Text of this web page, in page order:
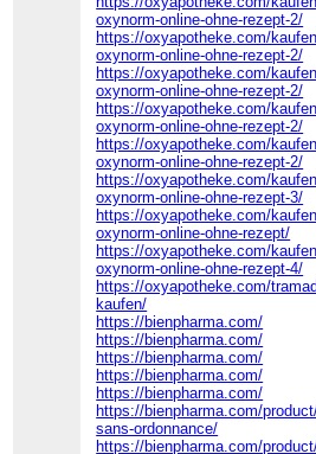
oxynorm-online-ohne-rezept-2/
https://oxyapotheke.com/
oxynorm-online-ohne-rezept-2/
https://oxyapotheke.com/
oxynorm-online-ohne-rezept-2/
https://oxyapotheke.com/
oxynorm-online-ohne-rezept-2/
https://oxyapotheke.com/
oxynorm-online-ohne-rezept-2/
https://oxyapotheke.com/
oxynorm-online-ohne-rezept-3/
https://oxyapotheke.com/
oxynorm-online-ohne-rezept/
https://oxyapotheke.com/
oxynorm-online-ohne-rezept-4/
https://oxyapotheke.com/
kaufen/
https://bienpharma.com/
https://bienpharma.com/
https://bienpharma.com/
https://bienpharma.com/
https://bienpharma.com/
https://bienpharma.com/
sans-ordonnance/
https://bienpharma.com/